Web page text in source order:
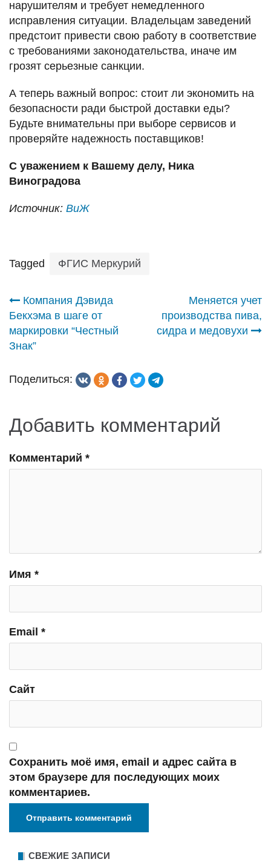
нарушителям и требует немедленного
исправления ситуации. Владельцам заведений
предстоит привести свою работу в соответствие
с требованиями законодательства, иначе им
грозят серьезные санкции.
А теперь важный вопрос: стоит ли экономить на
безопасности ради быстрой доставки еды?
Будьте внимательны при выборе сервисов и
проверяйте надежность поставщиков!
С уважением к Вашему делу, Ника
Виноградова
Источник: ВиЖ
Tagged ФГИС Меркурий
Навигация
по
Компания Дэвида
Бекхэма в шаге от
маркировки “Честный
Знак”
Меняется учет
производства пива,
сидра и медовухи
Поделиться:
Добавить комментарий
Комментарий *
Имя *
Email *
Сайт
Сохранить моё имя, email и адрес сайта в
этом браузере для последующих моих
комментариев.
СВЕЖИЕ ЗАПИСИ